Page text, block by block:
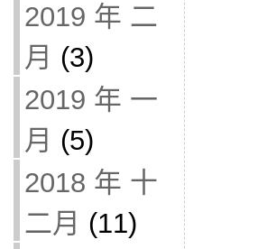
2019 年 二
月 (3)
2019 年 一
月 (5)
2018 年 十
二月 (11)